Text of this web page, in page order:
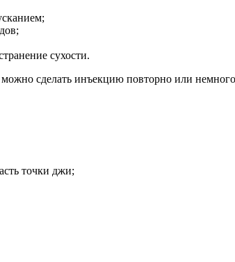
сухости.
сделать инъекцию повторно или
точки джи;